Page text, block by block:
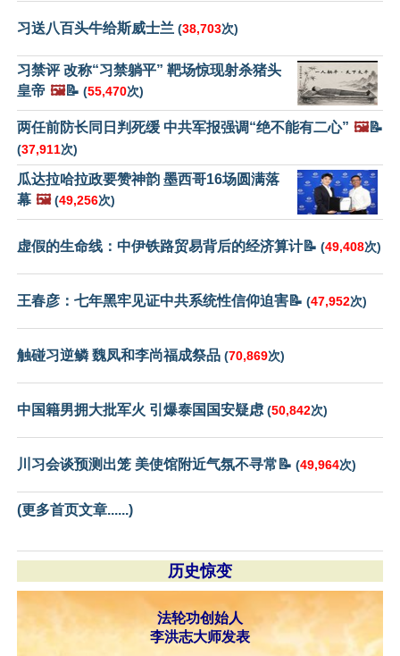
习送八百头牛给斯威士兰 (38,703次)
习禁评 改称“习禁躺平” 靶场惊现射杀猪头
皇帝 🖼️📝 (55,470次)
两任前防长同日判死缓 中共军报强调“绝不能有二心” 🖼️📝
(37,911次)
瓜达拉哈拉政要赞神韵 墨西哥16场圆满落
幕 🖼️ (49,256次)
虚假的生命线：中伊铁路贸易背后的经济算计📝 (49,408次)
王春彦：七年黑牢见证中共系统性信仰迫害📝 (47,952次)
触碰习逆鳞 魏凤和李尚福成祭品 (70,869次)
中国籍男拥大批军火 引爆泰国国安疑虑 (50,842次)
川习会谈预测出笼 美使馆附近气氛不寻常📝 (49,964次)
(更多首页文章......)
历史惊变
法轮功创始人
李洪志大师发表